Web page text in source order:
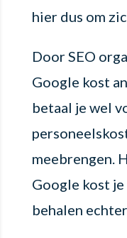
hier dus om
Door SEO
Google kost
betaal je wel
meebrengen.
Google kost
behalen